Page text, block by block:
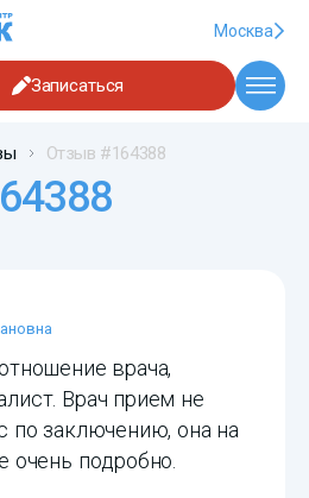
Москва
Записаться
Отзыв #164388
врача,
Врач прием не
по заключению, она на
очень подробно.